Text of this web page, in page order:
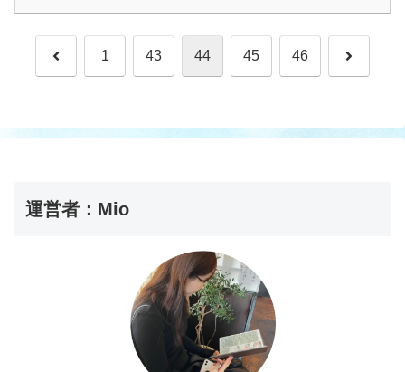
前 1 43 44 45 46 次
運営者：Mio